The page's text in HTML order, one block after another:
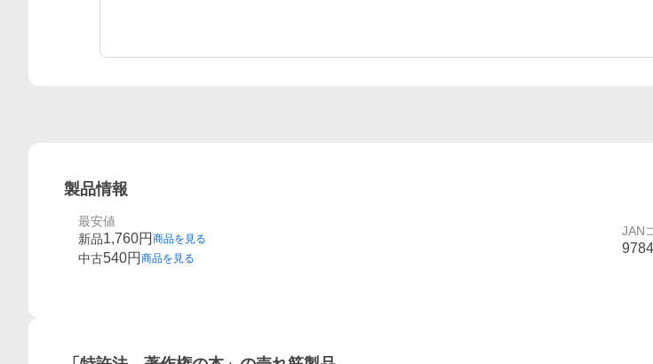
製品情報
最安値
新品1,760円 商品を見る
中古540円 商品を見る
JAN